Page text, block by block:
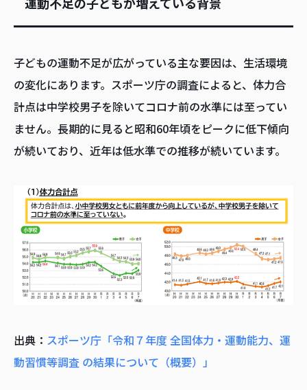
子どもの運動不足が広がっている主な要因は、生活環境
の変化にあります。スポーツ庁の調査によると、体力合
計点は中学校男子を除いてコロナ前の水準には至ってい
ません。長期的に見ると昭和60年頃をピークに低下傾向
が続いており、近年は低水準での推移が続いています。
出典： スポーツ庁「令和７年度 全国体力・運動能力、運
動習慣等調査 の結果について（概要）」